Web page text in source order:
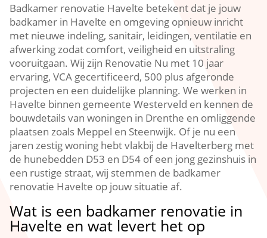
Badkamer renovatie Havelte betekent dat je jouw
badkamer in Havelte en omgeving opnieuw inricht
met nieuwe indeling, sanitair, leidingen, ventilatie en
afwerking zodat comfort, veiligheid en uitstraling
vooruitgaan. Wij zijn Renovatie Nu met 10 jaar
ervaring, VCA gecertificeerd, 500 plus afgeronde
projecten en een duidelijke planning. We werken in
Havelte binnen gemeente Westerveld en kennen de
bouwdetails van woningen in Drenthe en omliggende
plaatsen zoals Meppel en Steenwijk. Of je nu een
jaren zestig woning hebt vlakbij de Havelterberg met
de hunebedden D53 en D54 of een jong gezinshuis in
een rustige straat, wij stemmen de badkamer
renovatie Havelte op jouw situatie af.
Wat is een badkamer renovatie in
Havelte en wat levert het op